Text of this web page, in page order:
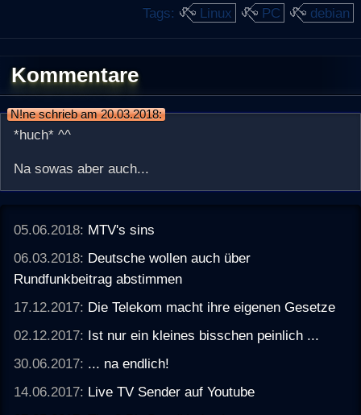
Tags: Linux PC debian
Kommentare
N!ne schrieb am 20.03.2018:
*huch* ^^
Na sowas aber auch...
05.06.2018: MTV's sins
06.03.2018: Deutsche wollen auch über
Rundfunkbeitrag abstimmen
17.12.2017: Die Telekom macht ihre eigenen Gesetze
02.12.2017: Ist nur ein kleines bisschen peinlich ...
30.06.2017: ... na endlich!
14.06.2017: Live TV Sender auf Youtube